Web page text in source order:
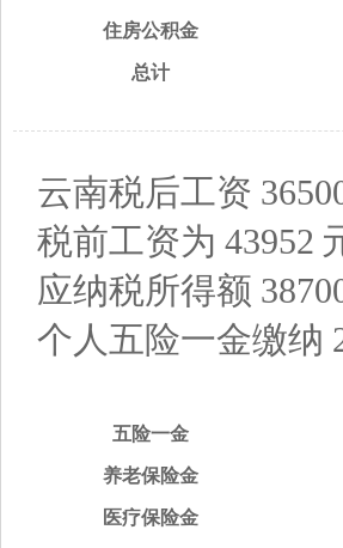
住房公积金
总计
云南税后工资
税前工资为 43952
应纳税所得额
个人五险一金缴纳
五险一金
养老保险金
医疗保险金